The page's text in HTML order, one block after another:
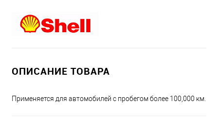
ОПИСАНИЕ ТОВАРА
Применяется для автомобилей с пробегом более 100,000 км.